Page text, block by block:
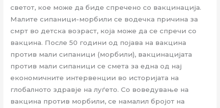
светот, кое може да биде спречено со вакцинација.
Малите сипаници-морбили се водечка причина за
смрт во детска возраст, која може да се спречи со
вакцина. После 50 години од појава на вакцина
против мали сипаници (морбили), вакцинацијата
против мали сипаници се смета за една од нај
економичните интервенции во историјата на
глобалното здравје на луѓето. Со воведување на
вакцина против морбили, се намалил бројот на